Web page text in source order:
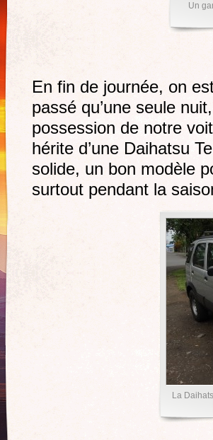
Un
En fin de journée, on
passé qu’une seule
possession de notre
hérite d’une Daihatsu
solide, un bon modèle
surtout pendant la
La